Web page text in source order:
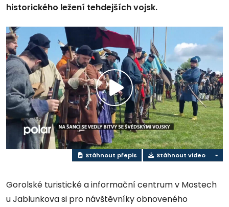
historického ležení tehdejších vojsk.
Přehrát
video
Stáhnout přepis Stáhnout video
Gorolské turistické a informační centrum v Mostech
u Jablunkova si pro návštěvníky obnoveného